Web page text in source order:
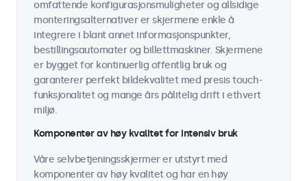
omfattende konfigurasjonsmuligheter og allsidige
monteringsalternativer er skjermene enkle å
integrere i blant annet informasjonspunkter,
bestillingsautomater og billettmaskiner. Skjermene
er bygget for kontinuerlig offentlig bruk og
garanterer perfekt bildekvalitet med presis touch-
funksjonalitet og mange års pålitelig drift i ethvert
miljø.
Komponenter av høy kvalitet for intensiv bruk
Våre selvbetjeningsskjermer er utstyrt med
komponenter av høy kvalitet og har en høy